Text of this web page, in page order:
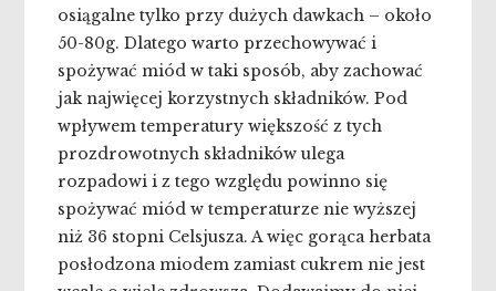
osiągalne tylko przy dużych dawkach – około
50-80g. Dlatego warto przechowywać i
spożywać miód w taki sposób, aby zachować
jak najwięcej korzystnych składników. Pod
wpływem temperatury większość z tych
prozdrowotnych składników ulega
rozpadowi i z tego względu powinno się
spożywać miód w temperaturze nie wyższej
niż 36 stopni Celsjusza. A więc gorąca herbata
posłodzona miodem zamiast cukrem nie jest